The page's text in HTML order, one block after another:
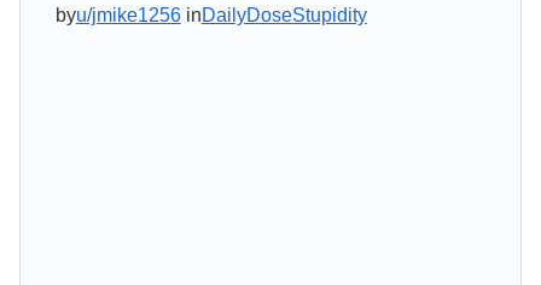
byu/jmike1256inDailyDoseStupidity